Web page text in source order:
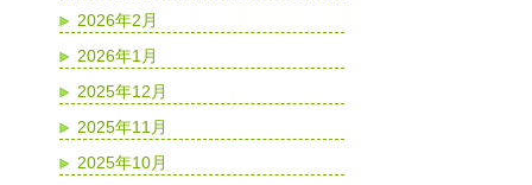
2026年2月
2026年1月
2025年12月
2025年11月
2025年10月